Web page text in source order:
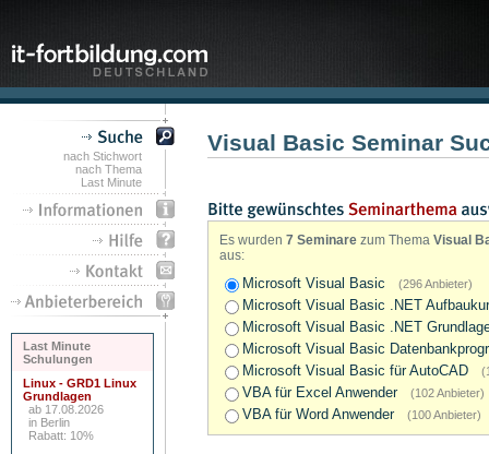
nach Stichwort
nach Thema
Last Minute
Last Minute
Schulungen
Linux - GRD1 Linux
Grundlagen
ab 17.08.2026
in Berlin
Rabatt: 10%
Visual Basic Seminar
Es wurden 7 Seminare zum Thema Visual
aus:
Microsoft Visual Basic (296 Anbieter)
Microsoft Visual Basic .NET
Microsoft Visual Basic .NET
Microsoft Visual Basic
Microsoft Visual Basic für AutoCAD
VBA für Excel Anwender (102 Anbieter)
VBA für Word Anwender (100 Anbieter)